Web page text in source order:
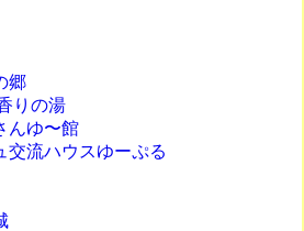
郷
りの湯
んゆ〜館
交流ハウスゆーぷる